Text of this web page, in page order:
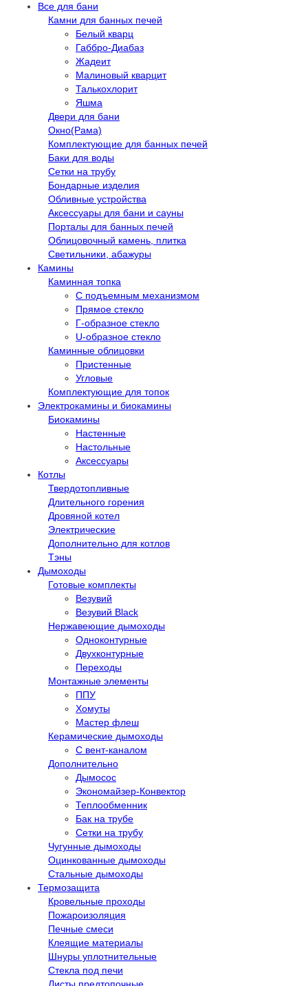
Все для бани
Камни для банных печей
Белый кварц
Габбро-Диабаз
Жадеит
Малиновый кварцит
Талькохлорит
Яшма
Двери для бани
Окно(Рама)
Комплектующие для банных печей
Баки для воды
Сетки на трубу
Бондарные изделия
Обливные устройства
Аксессуары для бани и сауны
Порталы для банных печей
Облицовочный камень, плитка
Светильники, абажуры
Камины
Каминная топка
С подъемным механизмом
Прямое стекло
Г-образное стекло
U-образное стекло
Каминные облицовки
Пристенные
Угловые
Комплектующие для топок
Электрокамины и биокамины
Биокамины
Настенные
Настольные
Аксессуары
Котлы
Твердотопливные
Длительного горения
Дровяной котел
Электрические
Дополнительно для котлов
Тэны
Дымоходы
Готовые комплекты
Везувий
Везувий Black
Нержавеющие дымоходы
Одноконтурные
Двухконтурные
Переходы
Монтажные элементы
ППУ
Хомуты
Мастер флеш
Керамические дымоходы
С вент-каналом
Дополнительно
Дымосос
Экономайзер-Конвектор
Теплообменник
Бак на трубе
Сетки на трубу
Чугунные дымоходы
Оцинкованные дымоходы
Стальные дымоходы
Термозащита
Кровельные проходы
Пожароизоляция
Печные смеси
Клеящие материалы
Шнуры уплотнительные
Стекла под печи